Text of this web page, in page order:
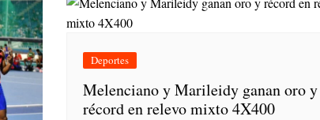
Deportes
Melenciano y Marileidy ganan oro y
récord en relevo mixto 4X400